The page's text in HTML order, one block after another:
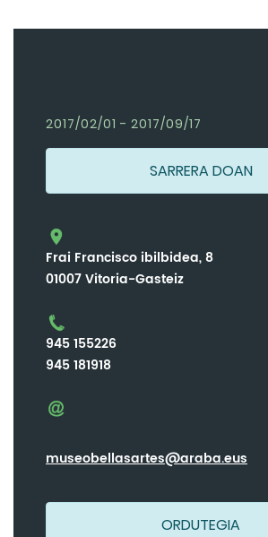
2017/02/01 - 2017/09/17
SARRERA DOAN
Frai Francisco ibilbidea, 8
01007 Vitoria-Gasteiz
945 155226
945 181918
museobellasartes@araba.eus
ORDUTEGIA